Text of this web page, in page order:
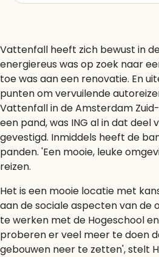
Vattenfall heeft zich bewust in
energiereus was op zoek naar
toe was aan een renovatie. En
punten om vervuilende
Vattenfall in de Amsterdam
een pand, was ING al in dat deel
gevestigd. Inmiddels heeft de
panden. 'Een mooie, leuke
reizen.
Het is een mooie locatie met
aan de sociale aspecten van de
te werken met de Hogeschool
proberen er veel meer te doen
gebouwen neer te zetten', stelt